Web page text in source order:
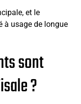
et le
à usage de longue
sont
?